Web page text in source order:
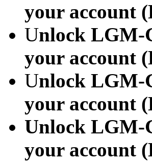
your account
Unlock LGM-
your account
Unlock LGM-
your account
Unlock LGM-
your account